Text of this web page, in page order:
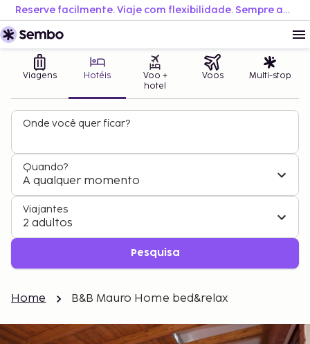
Reserve facilmente. Viaje com flexibilidade. Sempre ao melhor preço.
Viagens Hotéis
Voo +
hotel
Voos Multi-stop
Onde você quer ficar?
Quando?
A qualquer momento
Viajantes
2 adultos
Pesquisa
Home B&B Mauro Home bed&relax